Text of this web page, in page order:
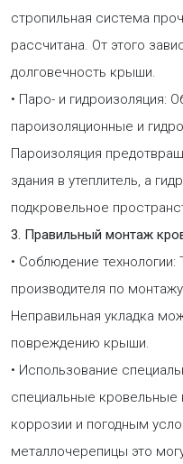
стропильная система
рассчитана. От этого
долговечность крыши.
• Паро- и гидроизоляция:
пароизоляционные и
Пароизоляция
здания в утеплитель, а
подкровельное
3. Правильный монтаж
• Соблюдение
производителя по
Неправильная укладка
повреждению крыши.
• Использование
специальные кровельные
коррозии и погодным
металлочерепицы это